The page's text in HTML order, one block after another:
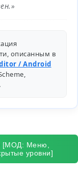
описанным в
/ Android
.
[МОД: Меню,
уровни]